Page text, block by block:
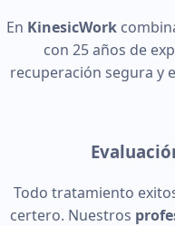
En KinesicWork
con 25 años de
recuperación segura y
Todo tratamiento
certero. Nuestros